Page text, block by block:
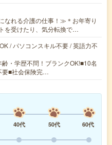
なれる介護の仕事！≫＊お年寄り
を受けたり、気分転換で…
/ パソコンスキル不要 / 英語力不
・学歴不問！ブランクOK!■10名
要■社会保険完…
40代 50代
60代